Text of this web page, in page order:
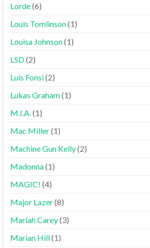
Lorde(6)
Louis Tomlinson(1)
Louisa Johnson(1)
LSD(2)
Luis Fonsi(2)
Lukas Graham(1)
M.I.A.(1)
Mac Miller(1)
Machine Gun Kelly(2)
Madonna(1)
MAGIC! (4)
Major Lazer(8)
Mariah Carey(3)
Marian Hill(1)